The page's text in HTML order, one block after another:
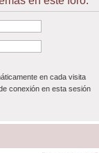
en cada visita
conexión en esta sesión